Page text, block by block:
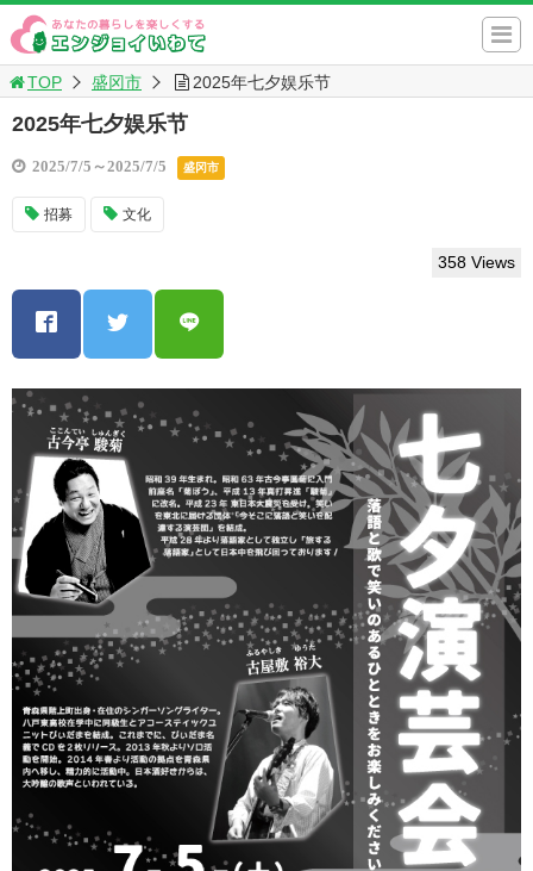
TOP 盛冈市 2025年七夕娱乐节
2025年七夕娱乐节
2025/7/5～2025/7/5 盛冈市
招募 文化
358 Views